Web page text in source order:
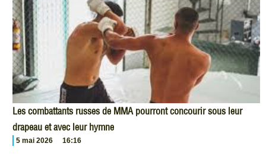
Les combattants russes de MMA pourront concourir sous leur
drapeau et avec leur hymne
5 mai 2026 16:16